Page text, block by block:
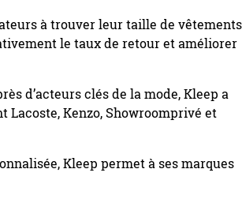
à trouver leur taille de vêtements
le taux de retour et améliorer
d’acteurs clés de la mode, Kleep a
Lacoste, Kenzo, Showroomprivé et
Kleep permet à ses marques